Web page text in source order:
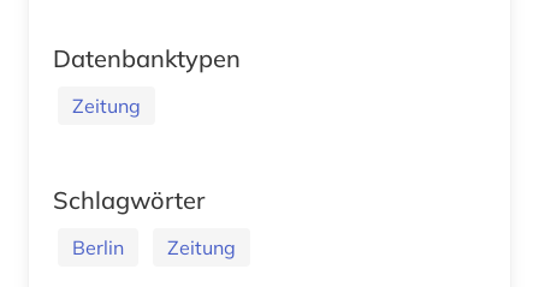
Datenbanktypen
Zeitung
Schlagwörter
Berlin Zeitung